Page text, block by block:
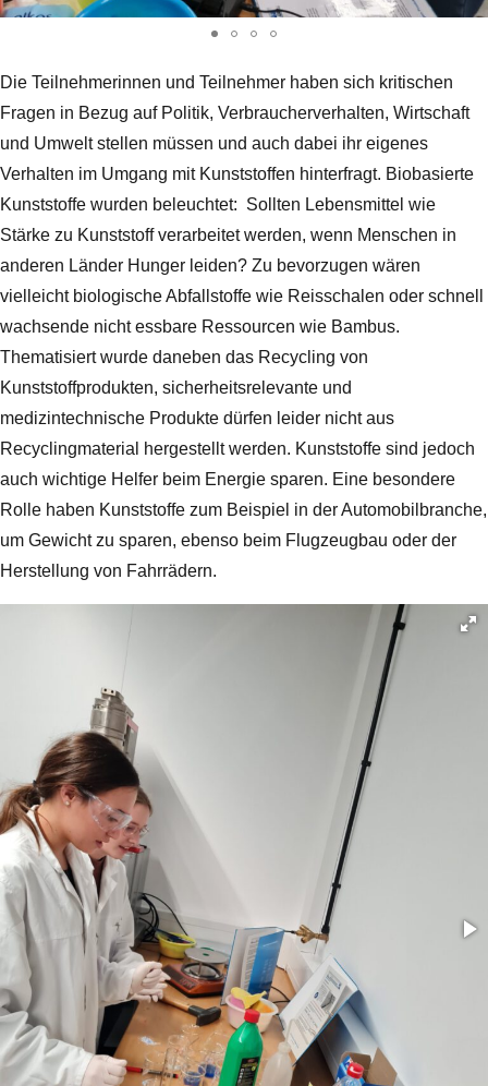
Die Teilnehmerinnen und Teilnehmer haben sich kritischen
Fragen in Bezug auf Politik, Verbraucherverhalten, Wirtschaft
und Umwelt stellen müssen und auch dabei ihr eigenes
Verhalten im Umgang mit Kunststoffen hinterfragt. Biobasierte
Kunststoffe wurden beleuchtet: Sollten Lebensmittel wie
Stärke zu Kunststoff verarbeitet werden, wenn Menschen in
anderen Länder Hunger leiden? Zu bevorzugen wären
vielleicht biologische Abfallstoffe wie Reisschalen oder schnell
wachsende nicht essbare Ressourcen wie Bambus.
Thematisiert wurde daneben das Recycling von
Kunststoffprodukten, sicherheitsrelevante und
medizintechnische Produkte dürfen leider nicht aus
Recyclingmaterial hergestellt werden. Kunststoffe sind jedoch
auch wichtige Helfer beim Energie sparen. Eine besondere
Rolle haben Kunststoffe zum Beispiel in der Automobilbranche,
um Gewicht zu sparen, ebenso beim Flugzeugbau oder der
Herstellung von Fahrrädern.